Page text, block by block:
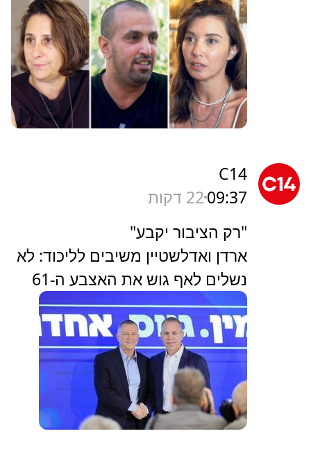
C14
09:3722 דקות
"רק הציבור יקבע"
ארדן ואדלשטיין משיבים לליכוד: לא
נשלים לאף גוש את האצבע ה-61